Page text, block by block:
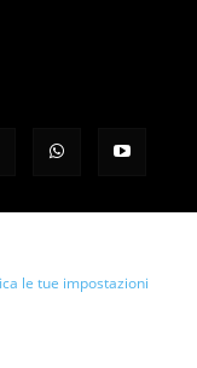
le tue impostazioni